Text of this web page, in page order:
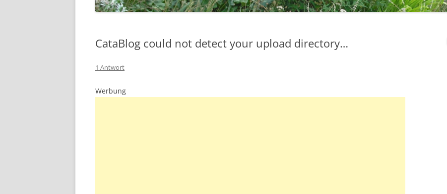
CataBlog could not detect your upload directory…
1 Antwort
Werbung